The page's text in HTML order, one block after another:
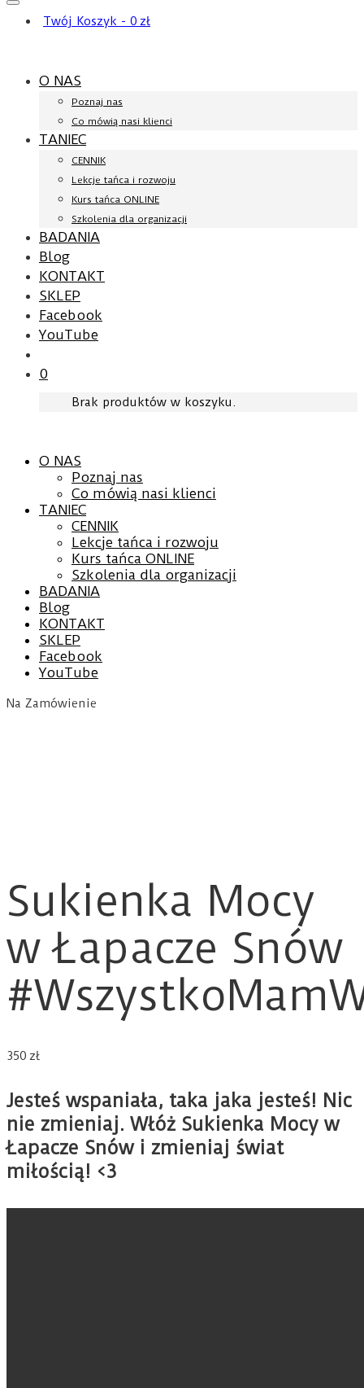
Twój Koszyk - 0 zł
O NAS
Poznaj nas
Co mówią nasi klienci
TANIEC
CENNIK
Lekcje tańca i rozwoju
Kurs tańca ONLINE
Szkolenia dla organizacji
BADANIA
Blog
KONTAKT
SKLEP
Facebook
YouTube
0
Brak produktów w koszyku.
O NAS
Poznaj nas
Co mówią nasi klienci
TANIEC
CENNIK
Lekcje tańca i rozwoju
Kurs tańca ONLINE
Szkolenia dla organizacji
BADANIA
Blog
KONTAKT
SKLEP
Facebook
YouTube
Na Zamówienie
Sukienka Mocy
w Łapacze Snów
350 zł
Jesteś wspaniała, taka jaka jesteś! Nic
nie zmieniaj. Włóż Sukienka Mocy w
Łapacze Snów i zmieniaj świat
miłością! <3